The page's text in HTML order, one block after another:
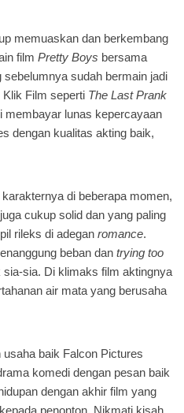
memuaskan dan berkembang
film Pretty Boys bersama
sudah bermain jadi
Film seperti The Last Prank
membayar lunas kepercayaan
dengan kualitas akting baik,
di beberapa momen,
cukup solid dan yang paling
rileks di adegan romance.
beban dan trying too
sia. Di klimaks film aktingnya
air mata yang berusaha
usaha baik Falcon Pictures
komedi dengan pesan baik
dengan akhir film yang
penonton. Nikmati kisah